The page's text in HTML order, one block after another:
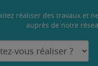
réaliser des travaux et
auprès de notre